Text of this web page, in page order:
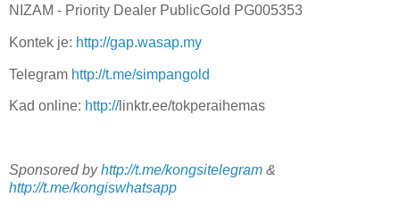
NIZAM - Priority Dealer PublicGold PG005353
Kontek je: http://gap.wasap.my
Telegram http://t.me/simpangold
Kad online: http://linktr.ee/tokperaihemas
Sponsored byhttp://t.me/kongsitelegram &
http://t.me/kongiswhatsapp